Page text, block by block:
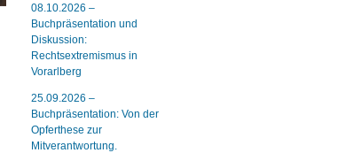
08.10.2026 –
Buchpräsentation und
Diskussion:
Rechtsextremismus in
Vorarlberg
25.09.2026 –
Buchpräsentation: Von der
Opferthese zur
Mitverantwortung.